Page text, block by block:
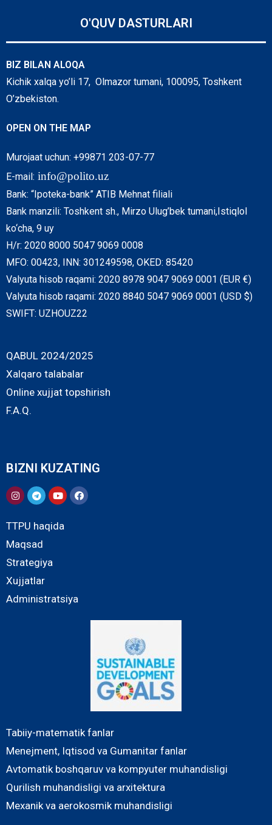
O'QUV DASTURLARI
BIZ BILAN ALOQA
Kichik xalqa yo’li 17, Olmazor tumani, 100095, Toshkent
O’zbekiston.
OPEN ON THE MAP
Murojaat uchun: +99871 203-07-77
E-mail: info@polito.uz
Bank: “Ipoteka-bank” ATIB Mehnat filiali
Bank manzili: Toshkent sh., Mirzo Ulug’bek tumani,Istiqlol
ko‘cha, 9 uy
H/r: 2020 8000 5047 9069 0008
MFO: 00423, INN: 301249598, OKED: 85420
Valyuta hisob raqami: 2020 8978 9047 9069 0001 (EUR €)
Valyuta hisob raqami: 2020 8840 5047 9069 0001 (USD $)
SWIFT: UZHOUZ22
QABUL 2024/2025
Xalqaro talabalar
Online xujjat topshirish
F.A.Q.
BIZNI KUZATING
TTPU haqida
Maqsad
Strategiya
Xujjatlar
Administratsiya
Tabiiy-matematik fanlar
Menejment, Iqtisod va Gumanitar fanlar
Avtomatik boshqaruv va kompyuter muhandisligi
Qurilish muhandisligi va arxitektura
Mexanik va aerokosmik muhandisligi